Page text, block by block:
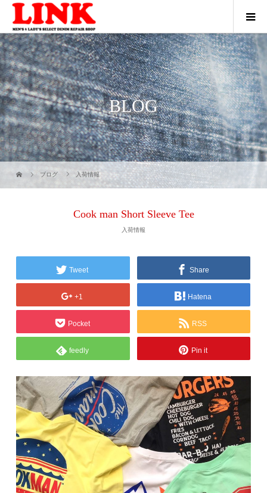
BLOG
ブログ 入荷情報
Cook man Short Sleeve Tee
入荷情報
Tweet Share
+1 Hatena
Pocket RSS
feedly Pin it